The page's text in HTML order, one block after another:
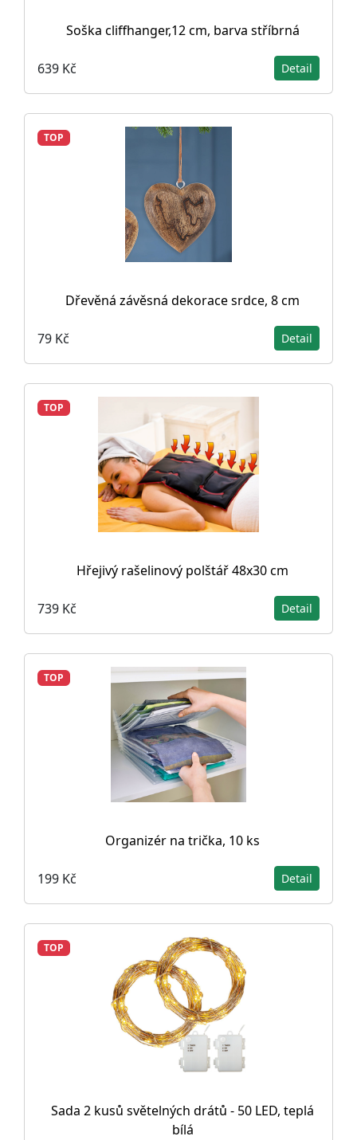
Soška cliffhanger,12 cm, barva stříbrná
639 Kč Detail
TOP
Dřevěná závěsná dekorace srdce, 8 cm
79 Kč Detail
TOP
Hřejivý rašelinový polštář 48x30 cm
739 Kč Detail
TOP
Organizér na trička, 10 ks
199 Kč Detail
TOP
Sada 2 kusů světelných drátů - 50 LED, teplá
bílá